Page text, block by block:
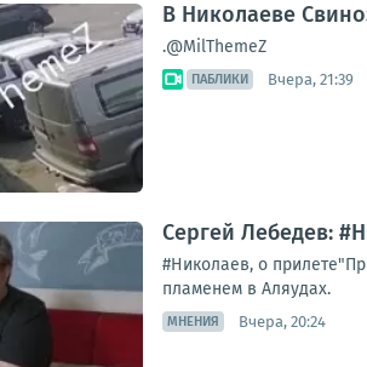
В Николаеве
.@MilThemeZ
ПАБЛИКИ Вчера, 21:39
Сергей Лебедев:
#Николаев, о
пламенем в Аляудах.
МНЕНИЯ Вчера, 20:24